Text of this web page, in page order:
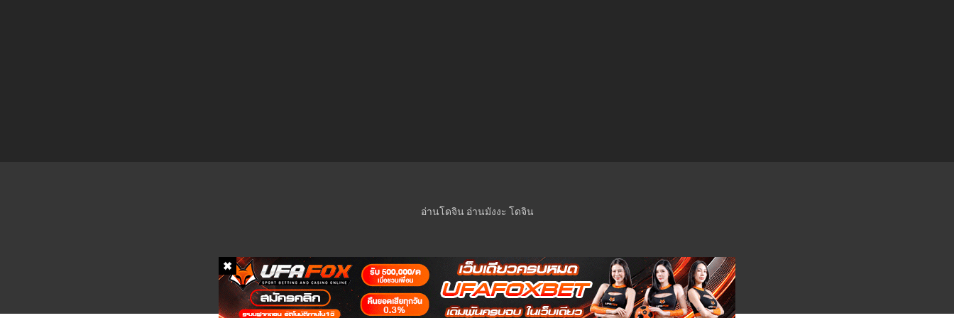
อ่านโดจิน อ่านมังงะ โดจิน
© 2023 Manga-Lc Inc. All rights reserved